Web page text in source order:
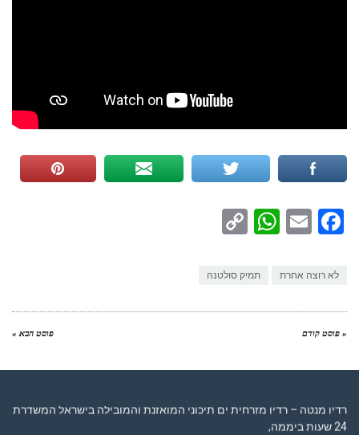
Facebook
Email
WhatsApp
לא רוצה אחרת תמיק סולטנה
« פוסט קודם פוסט הבא »
רדיו מנטה – רדיו מזרחית ים תיכוני המואזנת והמובילה בישראל המשדרת
24 שעות ביממה,